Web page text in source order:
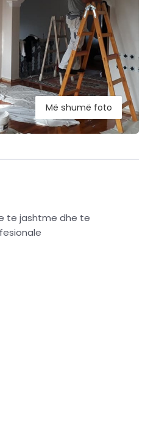
Më shumë foto
te jashtme dhe te